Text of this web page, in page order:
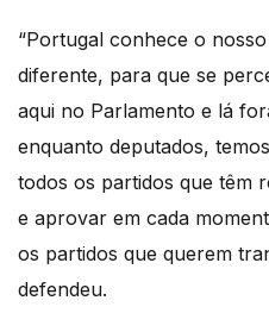
“Portugal conhece o
diferente, para que se
aqui no Parlamento e lá
enquanto deputados,
todos os partidos que têm
e aprovar em cada
os partidos que querem
defendeu.